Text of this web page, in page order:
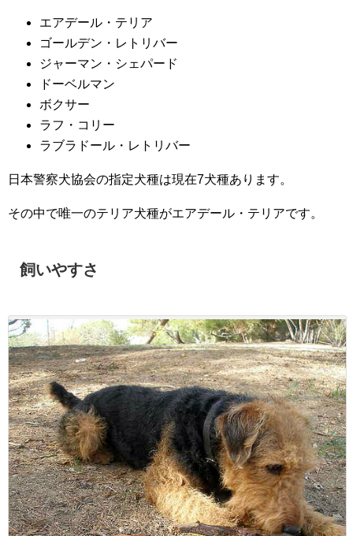
エアデール・テリア
ゴールデン・レトリバー
ジャーマン・シェパード
ドーベルマン
ボクサー
ラフ・コリー
ラブラドール・レトリバー
日本警察犬協会の指定犬種は現在7犬種あります。
その中で唯一のテリア犬種がエアデール・テリアです。
飼いやすさ